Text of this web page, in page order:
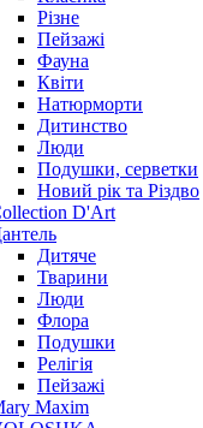
Різне
Пейзажі
Фауна
Квіти
Натюрморти
Дитинство
Люди
Подушки, серветки
Новий рік та Різдво
D'Art
Дитяче
Тварини
Люди
Флора
Подушки
Релігія
Пейзажі
Maxim